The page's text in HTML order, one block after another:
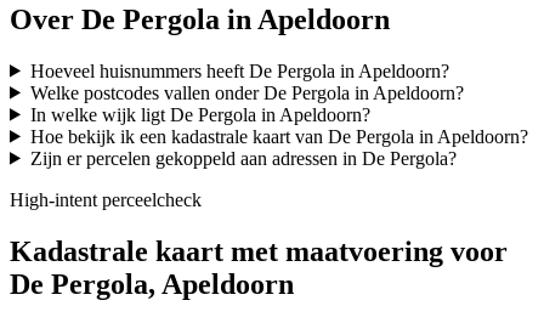
Over De Pergola in Apeldoorn
Hoeveel huisnummers heeft De Pergola in Apeldoorn?
Welke postcodes vallen onder De Pergola in Apeldoorn?
In welke wijk ligt De Pergola in Apeldoorn?
Hoe bekijk ik een kadastrale kaart van De Pergola in Apeldoorn?
Zijn er percelen gekoppeld aan adressen in De Pergola?
High-intent perceelcheck
Kadastrale kaart met maatvoering voor
De Pergola, Apeldoorn